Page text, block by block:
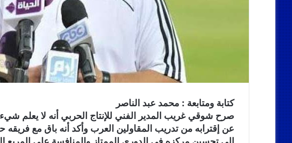
كتابة ومتابعة : محمد عبد الناصر
صرح شوقي غريب المدير الفني للإنتاج الحربي أنه لا يعلم شيء
عن إقترابه من تدريب المقاولين العرب وأكد أنه باق مع